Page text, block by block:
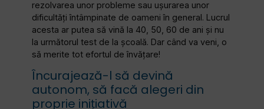
rezolvarea unor probleme sau ușurarea unor
dificultăți întâmpinate de oameni în general. Lucrul
acesta ar putea să vină la 40, 50, 60 de ani și nu
la următorul test de la școală. Dar când va veni, o
să merite tot efortul de învățare!
Încurajează-l să devină
autonom, să facă alegeri din
proprie inițiativă